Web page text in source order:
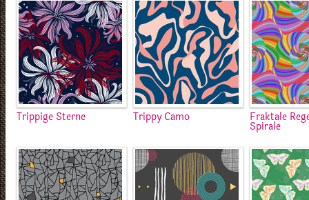
Trippige Sterne Trippy Camo Fraktale
Spirale